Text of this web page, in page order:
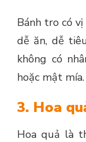
Bánh tro có
dễ ăn, dễ
không có
hoặc mật mía.
3. Hoa
Hoa quả là